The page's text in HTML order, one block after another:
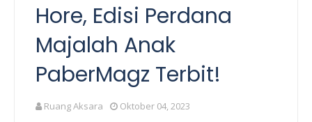
Hore, Edisi Perdana
Majalah Anak
PaberMagz Terbit!
Ruang Aksara Oktober 04, 2023